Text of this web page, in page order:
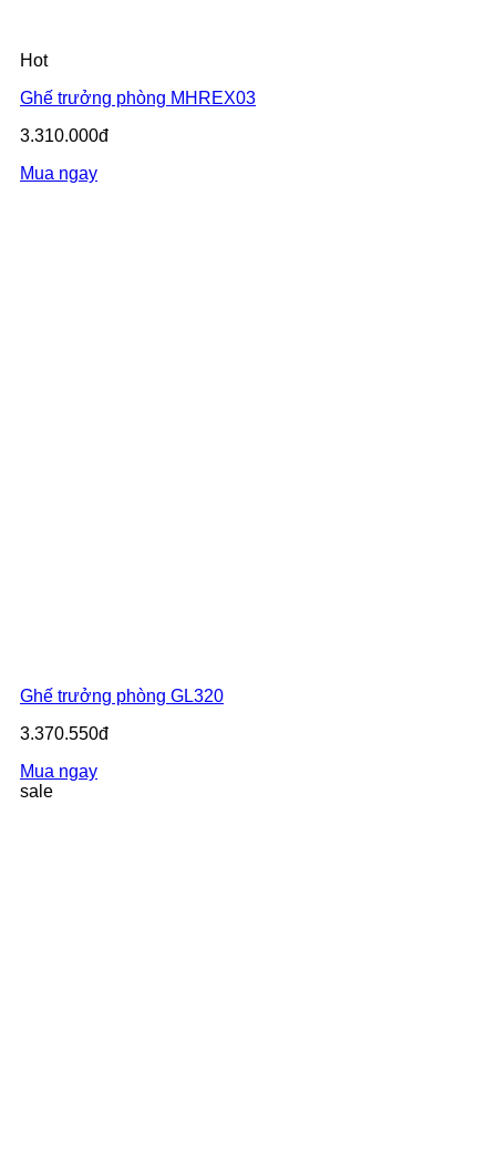
Hot
Ghế trưởng phòng MHREX03
3.310.000đ
Mua ngay
Ghế trưởng phòng GL320
3.370.550đ
Mua ngay
sale